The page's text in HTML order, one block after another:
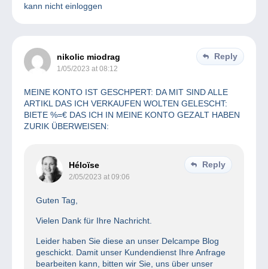
kann nicht einloggen
nikolic miodrag
1/05/2023 at 08:12
Reply
MEINE KONTO IST GESCHPERT: DA MIT SIND ALLE
ARTIKL DAS ICH VERKAUFEN WOLTEN GELESCHT:
BIETE %=€ DAS ICH IN MEINE KONTO GEZALT HABEN
ZURIK ÜBERWEISEN:
Héloïse
2/05/2023 at 09:06
Reply
Guten Tag,
Vielen Dank für Ihre Nachricht.
Leider haben Sie diese an unser Delcampe Blog
geschickt. Damit unser Kundendienst Ihre Anfrage
bearbeiten kann, bitten wir Sie, uns über unser